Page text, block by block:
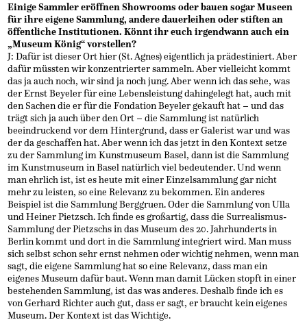
Einige Sammler eröffnen Showrooms oder bauen sogar Museen
für ihre eigene Sammlung, andere dauerleihen oder stiften an
öffentliche Institutionen. Könnt ihr euch irgendwann auch ein
„Museum König“ vorstellen?
J: Dafür ist dieser Ort hier (St. Agnes) eigentlich ja prädestiniert. Aber
dafür müssten wir konzentrierter sammeln. Aber vielleicht kommt
das ja auch noch, wir sind ja noch jung. Aber wenn ich das sehe, was
der Ernst Beyeler für eine Lebensleistung dahingelegt hat, auch mit
den Sachen die er für die Fondation Beyeler gekauft hat – und das
trägt sich ja auch über den Ort – die Sammlung ist natürlich
beeindruckend vor dem Hintergrund, dass er Galerist war und was
der da geschaffen hat. Aber wenn ich das jetzt in den Kontext setze
zu der Sammlung im Kunstmuseum Basel, dann ist die Sammlung
im Kunstmuseum in Basel natürlich viel bedeutender. Und wenn
man ehrlich ist, ist es heute mit einer Einzelsammlung gar nicht
mehr zu leisten, so eine Relevanz zu bekommen. Ein anderes
Beispiel ist die Sammlung Berggruen. Oder die Sammlung von Ulla
und Heiner Pietzsch. Ich finde es großartig, dass die Surrealismus-
Sammlung der Pietzschs in das Museum des 20. Jahrhunderts in
Berlin kommt und dort in die Sammlung integriert wird. Man muss
sich selbst schon sehr ernst nehmen oder wichtig nehmen, wenn man
sagt, die eigene Sammlung hat so eine Relevanz, dass man ein
eigenes Museum dafür baut. Wenn man damit Lücken stopft in einer
bestehenden Sammlung, ist das was anderes. Deshalb finde ich es
von Gerhard Richter auch gut, dass er sagt, er braucht kein eigenes
Museum. Der Kontext ist das Wichtige.